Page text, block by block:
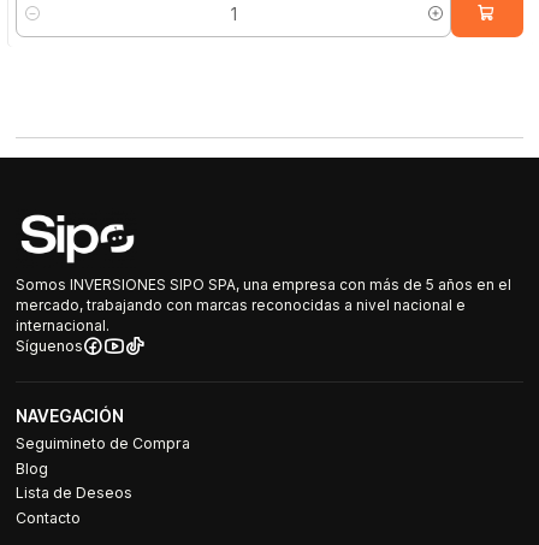
Cantidad
Somos INVERSIONES SIPO SPA, una empresa con más de 5 años en el
mercado, trabajando con marcas reconocidas a nivel nacional e
internacional.
Síguenos
NAVEGACIÓN
Seguimineto de Compra
Blog
Lista de Deseos
Contacto